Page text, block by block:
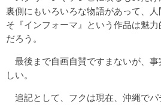
裏側にもいろいろな物語があって、
そ『インフォーマ』という作品は魅
だろう。
最後まで自画自賛ですまないが、事
しい。
追記として、フクは現在、沖縄でパ